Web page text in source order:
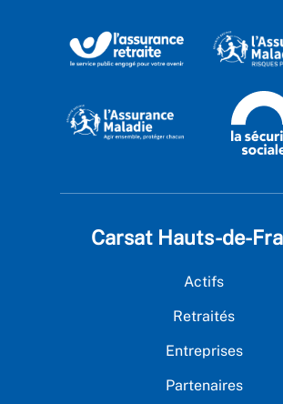
Carsat Hauts-de-
Actifs
Retraités
Entreprises
Partenaires